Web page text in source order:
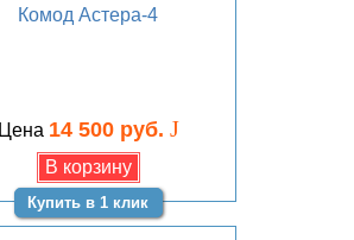
Комод Астера-4
Цена 14 500 руб. J
Купить в 1 клик